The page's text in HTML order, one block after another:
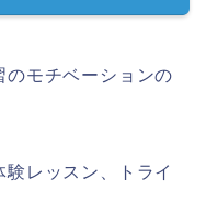
のモチベーションの
レッスン、トライ